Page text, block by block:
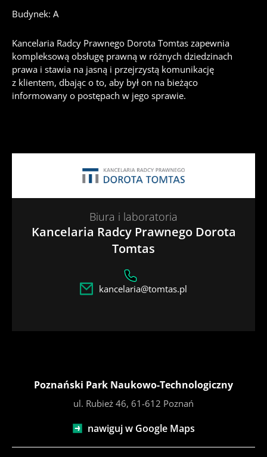
Budynek: A
Kancelaria Radcy Prawnego Dorota Tomtas zapewnia
kompleksową obsługę prawną w różnych dziedzinach
prawa i stawia na jasną i przejrzystą komunikację
z klientem, dbając o to, aby był on na bieżąco
informowany o postępach w jego sprawie.
Biura i laboratoria
Kancelaria Radcy Prawnego Dorota
Tomtas
kancelaria@tomtas.pl
Poznański Park Naukowo-Technologiczny
ul. Rubież 46, 61-612 Poznań
nawiguj w Google Maps